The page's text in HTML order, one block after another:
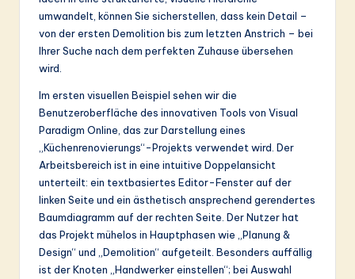
S
o
w
In
o
umwandelt, können Sie sicherstellen, dass kein Detail –
von der ersten Demolition bis zum letzten Anstrich – bei
Ihrer Suche nach dem perfekten Zuhause übersehen
wird.
Im ersten visuellen Beispiel sehen wir die
Benutzeroberfläche des innovativen Tools von Visual
Paradigm Online, das zur Darstellung eines
„Küchenrenovierungs“-Projekts verwendet wird. Der
Arbeitsbereich ist in eine intuitive Doppelansicht
unterteilt: ein textbasiertes Editor-Fenster auf der
linken Seite und ein ästhetisch ansprechend gerendertes
Baumdiagramm auf der rechten Seite. Der Nutzer hat
das Projekt mühelos in Hauptphasen wie „Planung &
Design“ und „Demolition“ aufgeteilt. Besonders auffällig
ist der Knoten „Handwerker einstellen“; bei Auswahl